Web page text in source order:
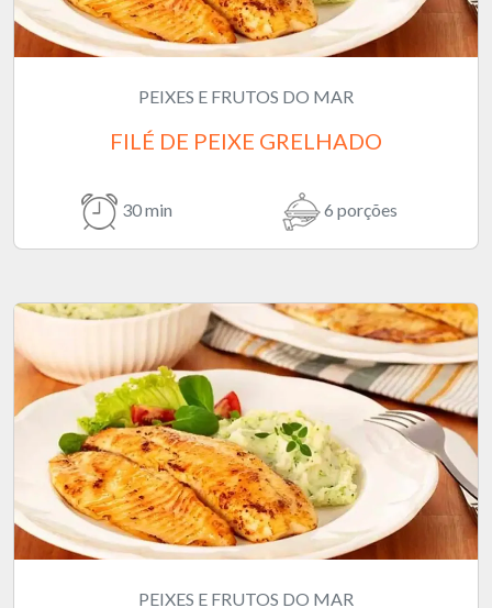
PEIXES E FRUTOS DO MAR
FILÉ DE PEIXE GRELHADO
30 min 6 porções
PEIXES E FRUTOS DO MAR